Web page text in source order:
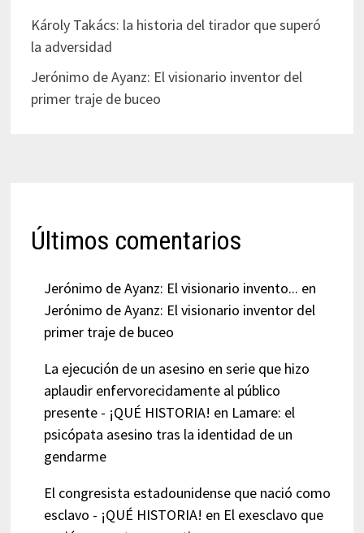
Károly Takács: la historia del tirador que superó
la adversidad
Jerónimo de Ayanz: El visionario inventor del
primer traje de buceo
Últimos comentarios
Jerónimo de Ayanz: El visionario invento... en
Jerónimo de Ayanz: El visionario inventor del
primer traje de buceo
La ejecución de un asesino en serie que hizo
aplaudir enfervorecidamente al público
presente - ¡QUÉ HISTORIA! en Lamare: el
psicópata asesino tras la identidad de un
gendarme
El congresista estadounidense que nació como
esclavo - ¡QUÉ HISTORIA! en El exesclavo que